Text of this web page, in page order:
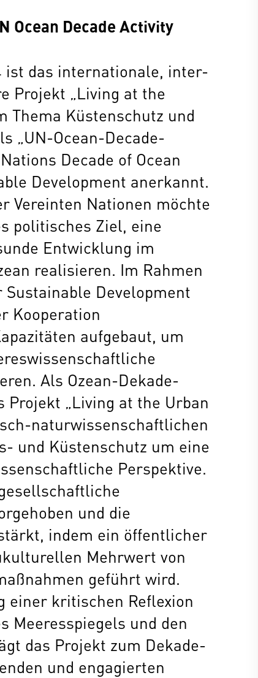
Ocean Decade Activity
ist das internationale, inter-
Projekt „Living at the
Thema Küstenschutz und
„UN-Ocean-Decade-
Decade of Ocean
Development anerkannt.
Vereinten Nationen möchte
politisches Ziel, eine
Entwicklung im
realisieren. Im Rahmen
Sustainable Development
Kooperation
aufgebaut, um
Als Ozean-Dekade-
Projekt „Living at the Urban
naturwissenschaftlichen
und Küstenschutz um eine
Perspektive.
und die
indem ein öffentlicher
Mehrwert von
geführt wird.
einer kritischen Reflexion
Meeresspiegels und den
das Projekt zum Dekade-
und engagierten